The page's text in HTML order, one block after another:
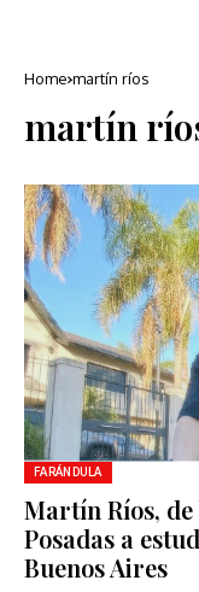
Home martín ríos
martín
FARÁNDULA
Martín Ríos,
Posadas a
Buenos Aires